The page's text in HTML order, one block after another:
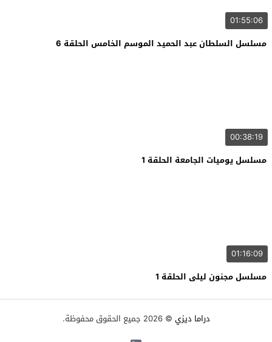
01:55:06
مسلسل السلطان عبد الحميد الموسم الخامس الحلقة 6
00:38:19
مسلسل يوميات الجامعة الحلقة 1
01:16:09
مسلسل مجنون ليلى الحلقة 1
دراما ديزي © 2026 جميع الحقوق محفوظة.